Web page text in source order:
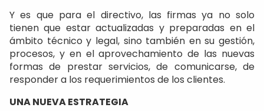
Y es que para el directivo, las firmas ya no solo
tienen que estar actualizadas y preparadas en el
ámbito técnico y legal, sino también en su gestión,
procesos, y en el aprovechamiento de las nuevas
formas de prestar servicios, de comunicarse, de
responder a los requerimientos de los clientes.
UNA NUEVA ESTRATEGIA